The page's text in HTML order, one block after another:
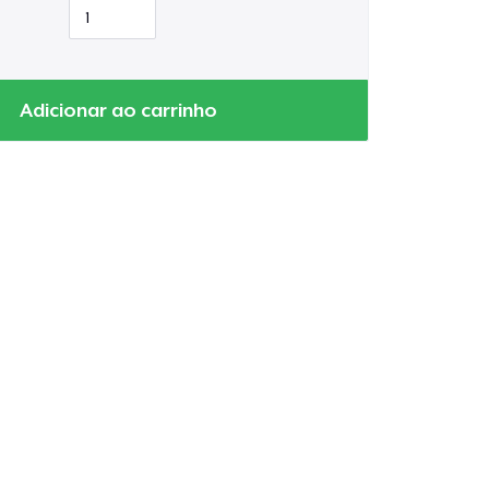
Adicionar ao carrinho